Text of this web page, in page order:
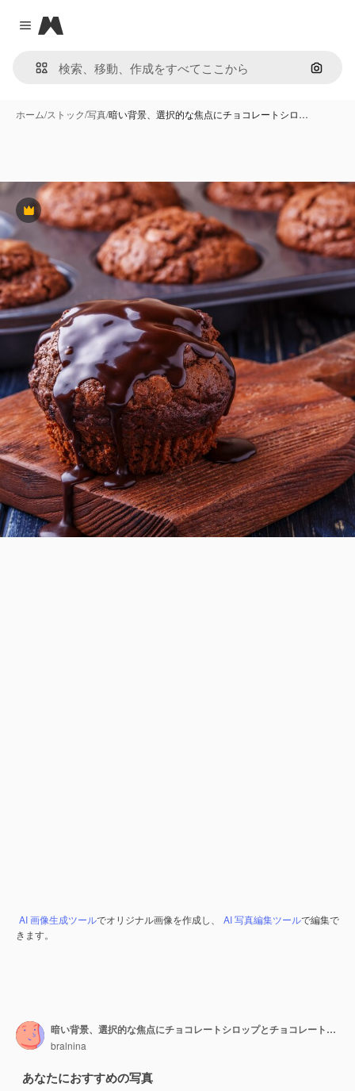
Close menu
Magnific
画像で
ホーム/ストック/写真/暗い背景、選択的な焦点にチョコレートシロ…
Premium
AI 画像生成ツールでオリジナル画像を作成し、 AI 写真編集ツールで編集で
きます。
暗い背景、選択的な焦点にチョコレートシロップとチョコレートマフィン。
bralnina
あなたにおすすめの写真